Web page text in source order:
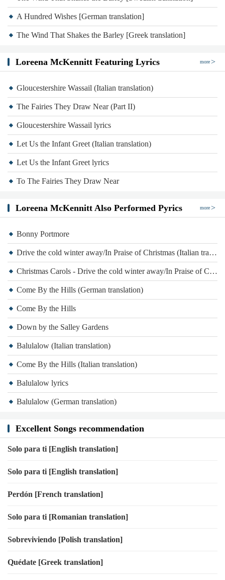
A Hundred Wishes [German translation]
The Wind That Shakes the Barley [Greek translation]
Loreena McKennitt Featuring Lyrics more
Gloucestershire Wassail (Italian translation)
The Fairies They Draw Near (Part II)
Gloucestershire Wassail lyrics
Let Us the Infant Greet (Italian translation)
Let Us the Infant Greet lyrics
To The Fairies They Draw Near
Loreena McKennitt Also Performed Pyrics more
Bonny Portmore
Drive the cold winter away/In Praise of Christmas (Italian translation)
Christmas Carols - Drive the cold winter away/In Praise of Christmas
Come By the Hills (German translation)
Come By the Hills
Down by the Salley Gardens
Balulalow (Italian translation)
Come By the Hills (Italian translation)
Balulalow lyrics
Balulalow (German translation)
Excellent Songs recommendation
Solo para ti [English translation]
Solo para ti [English translation]
Perdón [French translation]
Solo para ti [Romanian translation]
Sobreviviendo [Polish translation]
Quédate [Greek translation]